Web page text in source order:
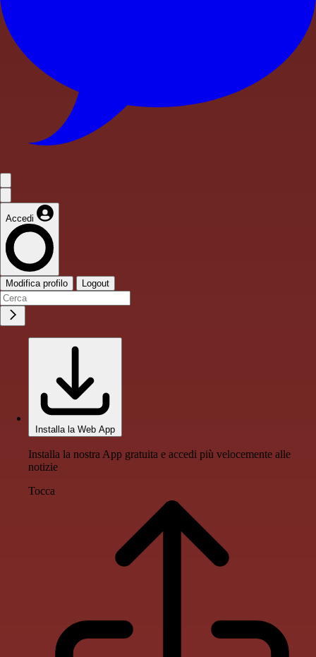
Accedi
Modifica profilo Logout
Installa la Web App
Installa la nostra App gratuita e accedi più velocemente alle
notizie
Tocca